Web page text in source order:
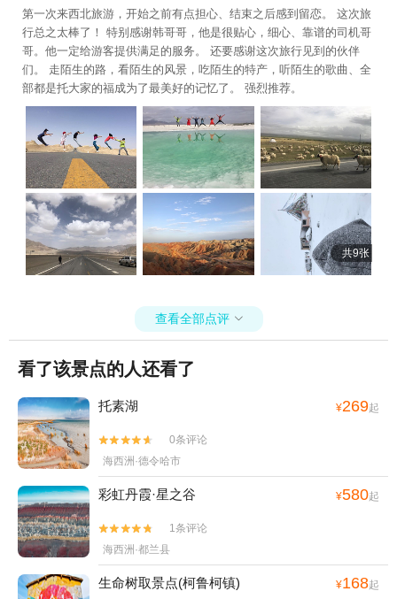
第一次来西北旅游，开始之前有点担心、结束之后感到留恋。 这次旅
行总之太棒了！ 特别感谢韩哥哥，他是很贴心，细心、靠谱的司机哥
哥。他一定给游客提供满足的服务。 还要感谢这次旅行见到的伙伴
们。 走陌生的路，看陌生的风景，吃陌生的特产，听陌生的歌曲、全
部都是托大家的福成为了最美好的记忆了。 强烈推荐。
共9张
查看全部点评 
看了该景点的人还看了
托素湖 ¥269起


0条评论
海西洲·德令哈市
彩虹丹霞·星之谷 ¥580起


1条评论
海西洲·都兰县
生命树取景点(柯鲁柯镇) ¥168起